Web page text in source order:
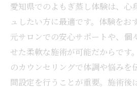
よもぎ蒸しの注意点と安全
よもぎ蒸しを控えるべ
安心して受けるための
とめ
アレルギー体質でも安
愛知県でのよもぎ蒸し体験は、心
ュしたい方に最適です。体験をお
元サロンでの安心サポートや、個
せた柔軟な施術が可能だからです
のカウンセリングで体調や悩みを
間設定を行うことが重要。施術後